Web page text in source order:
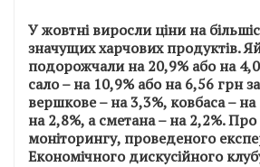
У жовтні виросли ціни на
значущих харчових продуктів.
подорожчали на 20,9% або на
сало – на 10,9% або на 6,56 грн
вершкове – на 3,3%, ковбаса –
на 2,8%, а сметана – на 2,2%. Про
моніторингу, проведеного
Економічного дискусійного